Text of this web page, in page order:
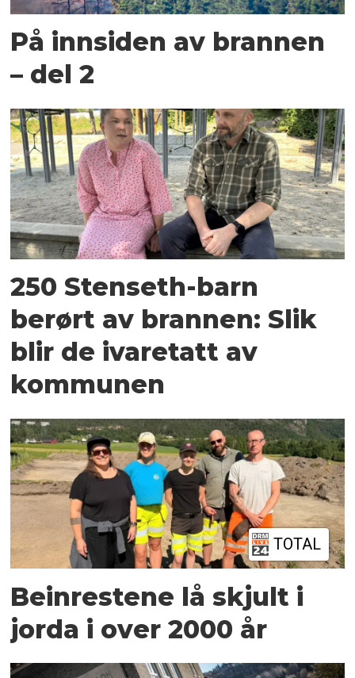
På innsiden av brannen
– del 2
250 Stenseth-barn
berørt av brannen: Slik
blir de ivaretatt av
kommunen
TOTAL
Beinrestene lå skjult i
jorda i over 2000 år